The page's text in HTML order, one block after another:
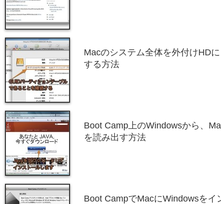
Macのシステム全体を外付けHD
する方法
Boot Camp上のWindowsから、
を読み出す方法
Boot CampでMacにWindowsをイ